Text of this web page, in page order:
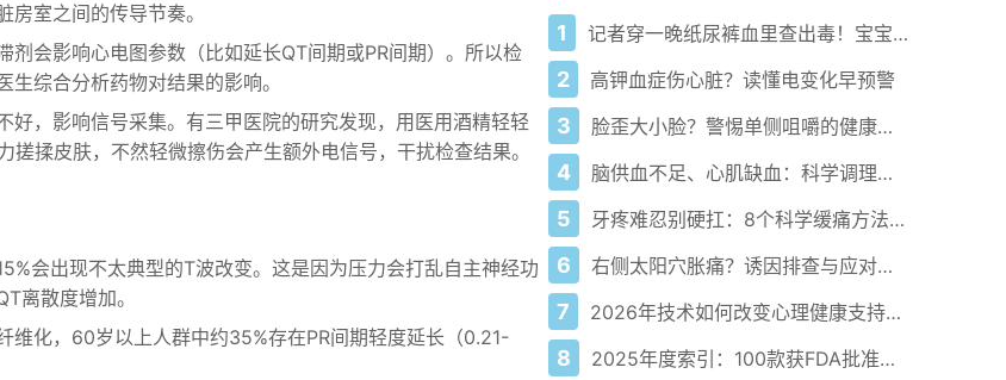
房室之间的传导节奏。
剂会影响心电图参数（比如延长QT间期或PR间期）。所以检
综合分析药物对结果的影响。
好，影响信号采集。有三甲医院的研究发现，用医用酒精轻轻
揉皮肤，不然轻微擦伤会产生额外电信号，干扰检查结果。
会出现不太典型的T波改变。这是因为压力会打乱自主神经功
离散度增加。
维化，60岁以上人群中约35%存在PR间期轻度延长（0.21-
1 记者穿一晚纸尿裤血里查出毒！宝宝血液浓度竟是成人的5倍？
2 高钾血症伤心脏？读懂电变化早预警
3 脸歪大小脸？警惕单侧咀嚼的健康陷阱
4 脑供血不足、心肌缺血：科学调理全攻略
5 牙疼难忍别硬扛：8个科学缓痛方法收好
6 右侧太阳穴胀痛？诱因排查与应对指南
7 2026年技术如何改变心理健康支持的获取方式
8 2025年度索引：100款获FDA批准的AI驱动医疗设备